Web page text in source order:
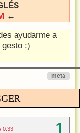
←
ayudarme a
gesto :)
meta
0:33